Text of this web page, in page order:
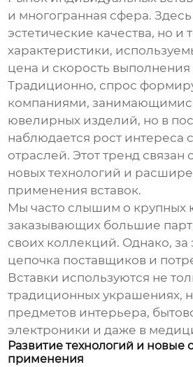
и многогранная сфера.
эстетические качества, но и
характеристики,
цена и скорость выполнения
Традиционно, спрос
компаниями,
ювелирных изделий, но в
наблюдается рост интереса
отраслей. Этот тренд связан
новых технологий и
применения вставок.
Мы часто слышим о крупных
заказывающих большие
своих коллекций. Однако, за
цепочка поставщиков и
Вставки используются не
традиционных украшениях,
предметов интерьера,
электроники и даже в
Развитие технологий и новые
применения